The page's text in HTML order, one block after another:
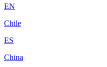
EN
Chile
ES
China